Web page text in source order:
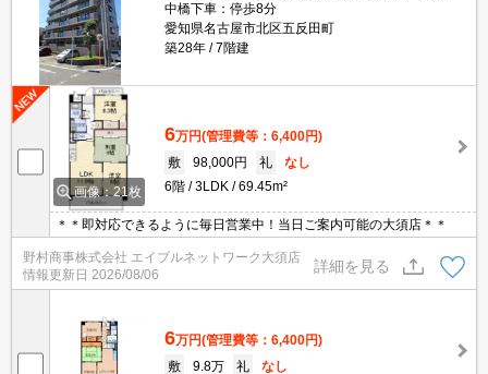
中橋下車：停歩8分
愛知県名古屋市北区五反田町
築28年
7階建
画像：21枚
6万円(管理費等：6,400円)
敷
98,000円 礼
なし
6階
3LDK 69.45m²
＊＊即対応できるように毎日営業中！当日ご案内可能の大須店＊＊
野村商事株式会社 エイブルネットワーク大須店
情報更新日 2026/08/06
詳細を見る
6万円(管理費等：6,400円)
敷
9.8万 礼
なし